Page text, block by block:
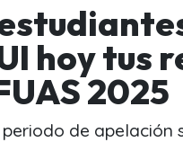
hoy tus
2025
de apelación